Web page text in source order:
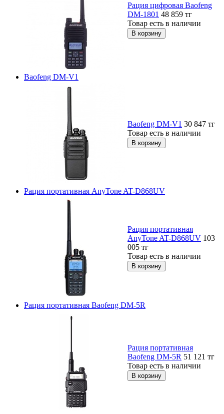
Рация цифровая Baofeng
DM-1801 48 859 тг
Товар есть в наличии
Baofeng DM-V1
Baofeng DM-V1 30 847 тг
Товар есть в наличии
Рация портативная AnyTone AT-D868UV
Рация портативная
AnyTone AT-D868UV 103
005 тг
Товар есть в наличии
Рация портативная Baofeng DM-5R
Рация портативная
Baofeng DM-5R 51 121 тг
Товар есть в наличии